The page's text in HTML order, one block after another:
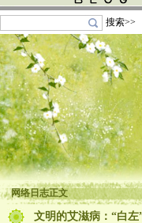
搜索>>
网络日志正文
文明的艾滋病：“白左